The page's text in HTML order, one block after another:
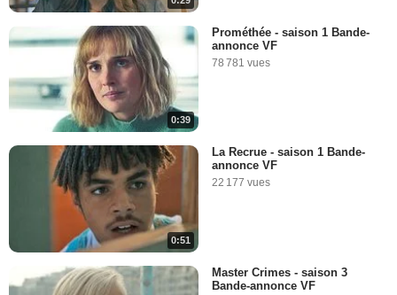
0:39
Prométhée - saison 1 Bande-
annonce VF
78 781 vues
0:51
La Recrue - saison 1 Bande-
annonce VF
22 177 vues
Master Crimes - saison 3
Bande-annonce VF